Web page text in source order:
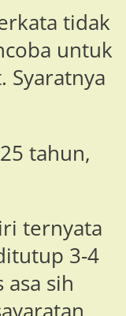
tidak
untuk
Syaratnya
tahun,
ternyata
3-4
sih